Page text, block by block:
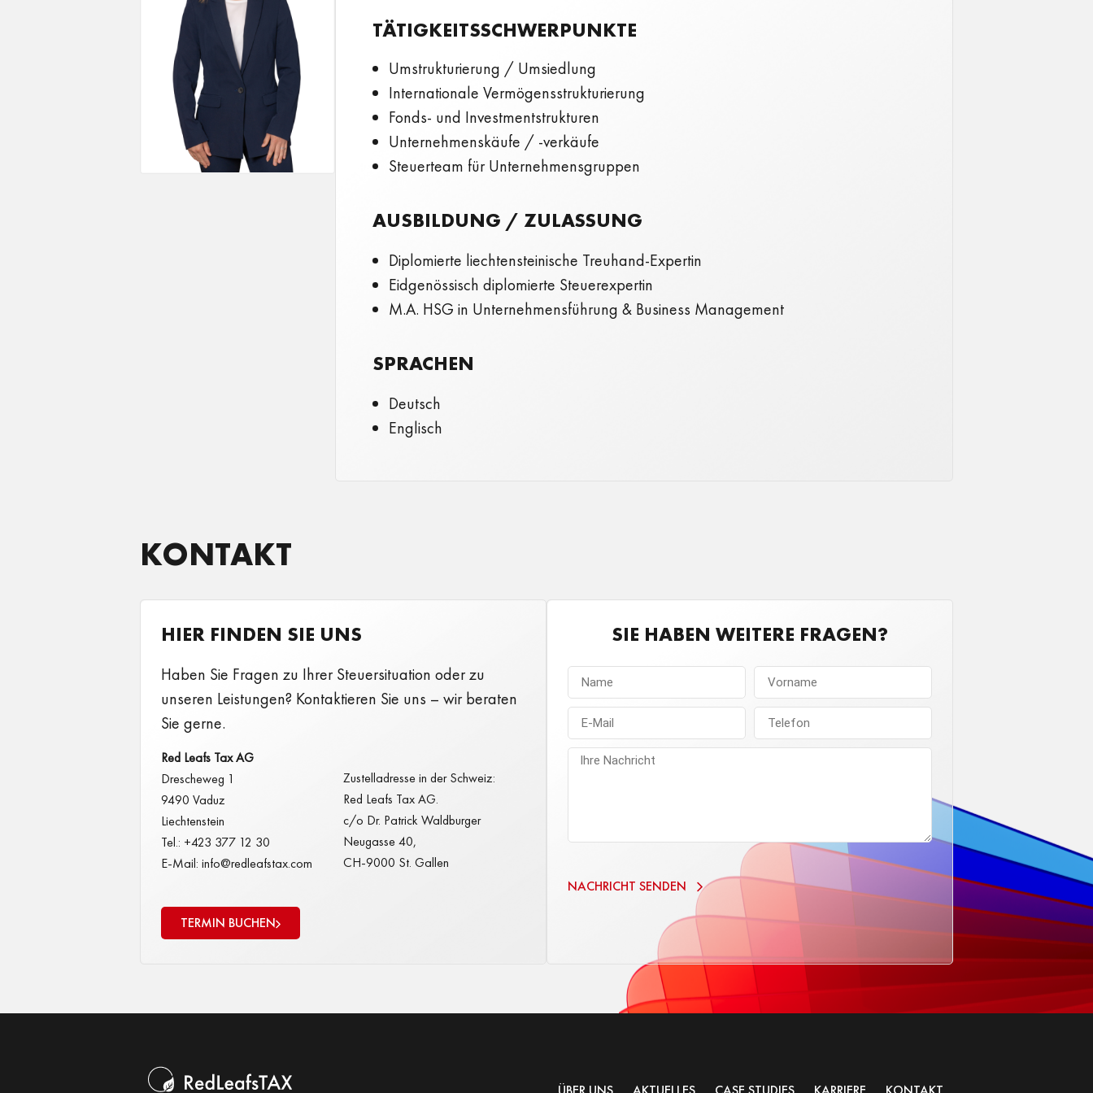
TÄ­TIG­KEITS­SCHWER­PUNK­TE
Umstrukturierung / Umsiedlung
Internationale Vermögensstrukturierung
Fonds- und Investmentstrukturen
Unternehmenskäufe / -verkäufe
Steuerteam für Unternehmensgruppen
AUSBILDUNG / ZULASSUNG
Diplomierte liechtensteinische Treuhand-Expertin
Eidgenössisch diplomierte Steuerexpertin
M.A. HSG in Unternehmensführung & Business Management
SPRACHEN
Deutsch
Englisch
KONTAKT
HIER FINDEN SIE UNS
Haben Sie Fragen zu Ihrer Steuersituation oder zu
unseren Leistungen? Kontaktieren Sie uns – wir beraten
Sie gerne.
Red Leafs Tax AG
Drescheweg 1
9490 Vaduz
Liechtenstein
Tel.: +423 377 12 30
E-Mail: info@redleafstax.com
Zustelladresse in der Schweiz:
Red Leafs Tax AG.
c/o Dr. Patrick Waldburger
Neugasse 40,
CH-9000 St. Gallen
TERMIN BUCHEN
SIE HABEN WEITERE FRAGEN?
NACHRICHT SENDEN